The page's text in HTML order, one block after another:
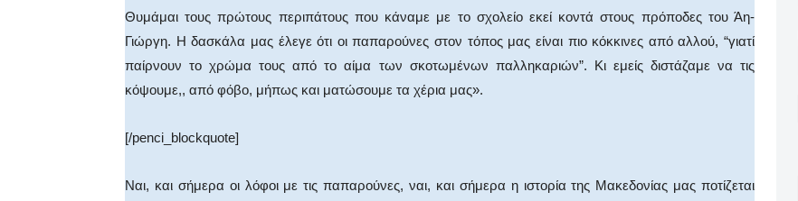
Θυμάμαι τους πρώτους περιπάτους που κάναμε με το σχολείο εκεί κοντά στους πρόποδες του Άη-
Γιώργη. Η δασκάλα μας έλεγε ότι οι παπαρούνες στον τόπος μας είναι πιο κόκκινες από αλλού, “γιατί
παίρνουν το χρώμα τους από το αίμα των σκοτωμένων παλληκαριών”. Κι εμείς διστάζαμε να τις
κόψουμε,, από φόβο, μήπως και ματώσουμε τα χέρια μας».
[/penci_blockquote]
Ναι, και σήμερα οι λόφοι με τις παπαρούνες, ναι, και σήμερα η ιστορία της Μακεδονίας μας ποτίζεται